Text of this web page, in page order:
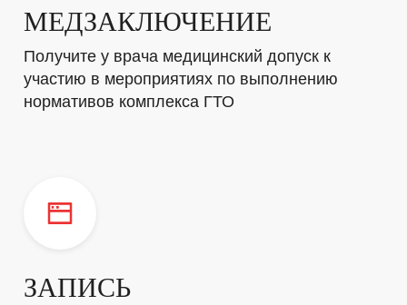
МЕДЗАКЛЮЧЕНИЕ
Получите у врача медицинский допуск к
участию в мероприятиях по выполнению
нормативов комплекса ГТО
ЗАПИСЬ